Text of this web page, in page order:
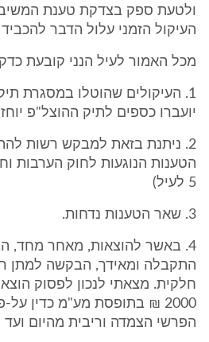
ולטעת ספק בצדקת טענת
העיקול הזמני עלול הדבר
מכל האמור לעיל הנני קובעת
1. העיקולים שהוטלו במסגרת
יועברו כספים לתיק ההוצל"פ
2. ניתנת בזאת למבקש רשות
הטענות הנוגעות לחוק הערבות
5 לעיל)
3. שאר הטענות נדחות.
4. באשר להוצאות, מאחר מחד,
התקבלה ומאידך, הבקשה למתן
חלקית. מצאתי לנכון לפסוק
2000 ₪ בתופסת מע"מ כדין
הפרשי הצמדה וריבית מהיום